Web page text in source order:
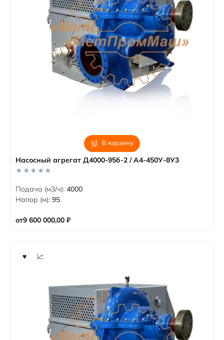
В корзину
Насосный агрегат Д4000-95б-2 / А4-450У-8У3
от9 600 000,00 ₽
0
o
u
f
5
Подача (м3/ч): 4000
Напор (м): 95